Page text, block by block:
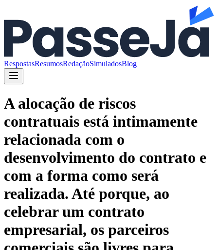
RespostasResumosRedaçãoSimuladosBlog
A alocação de riscos
contratuais está intimamente
relacionada com o
desenvolvimento do contrato e
com a forma como será
realizada. Até porque, ao
celebrar um contrato
empresarial, os parceiros